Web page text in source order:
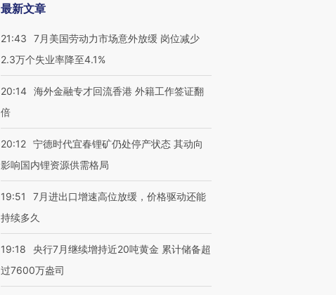
最新文章
21:43
7月美国劳动力市场意外放缓 岗位减少
2.3万个失业率降至4.1%
20:14 海外金融专才回流香港 外籍工作签证翻
倍
20:12 宁德时代宜春锂矿仍处停产状态 其动向
影响国内锂资源供需格局
19:51
7月进出口增速高位放缓，价格驱动还能
持续多久
19:18
央行7月继续增持近20吨黄金 累计储备超
过7600万盎司